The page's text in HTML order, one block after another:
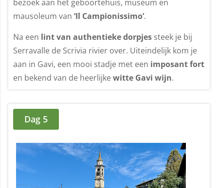
bezoek aan het geboortehuis, museum en
mausoleum van ‘Il Campionissimo’.
Na een lint van authentieke dorpjes steek je bij
Serravalle de Scrivia rivier over. Uiteindelijk kom je
aan in Gavi, een mooi stadje met een imposant fort
en bekend van de heerlijkewitte Gavi wijn.
Dag 5